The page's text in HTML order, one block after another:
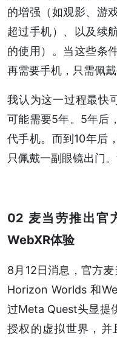
的增强（如观影、游
超过手机）、以及续
的使用）。当这些条
再需要手机，只需佩戴
我认为这一过程最快
可能需要5年。5年后
代手机。而到10年后
只佩戴一副眼镜出门
02 麦当劳推出官
WebXR体验
8月12日消息，官方
Horizon Worlds 和
过Meta Quest头显提
授权的虚拟世界，并